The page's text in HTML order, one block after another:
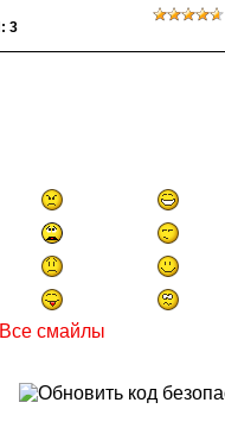
: 3
Все смайлы